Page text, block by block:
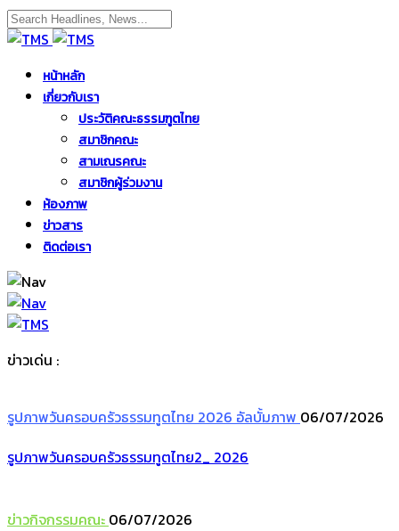
หน้าหลัก
เกี่ยวกับเรา
ประวัติคณะธรรมฑูตไทย
สมาชิกคณะ
สามเณรคณะ
สมาชิกผู้ร่วมงาน
ห้องภาพ
ข่าวสาร
ติดต่อเรา
ข่าวเด่น :
รูปภาพวันครอบครัวธรรมทูตไทย 2026 อัลบั้มภาพ 06/07/2026
รูปภาพวันครอบครัวธรรมทูตไทย2_ 2026
ข่าวกิจกรรมคณะ 06/07/2026